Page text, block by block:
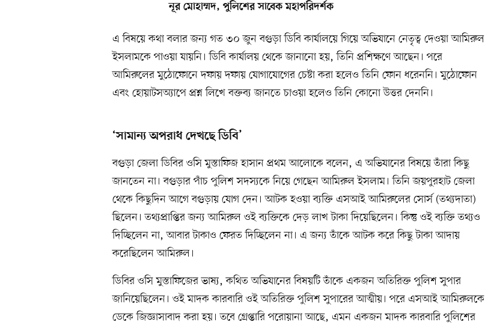
নূর মোহাম্মদ, পুলিশের সাবেক মহাপরিদর্শক
এ বিষয়ে কথা বলার জন্য গত ৩০ জুন বগুড়া ডিবি কার্যালয়ে গিয়ে অভিযানে নেতৃত্ব দেওয়া আমিরুল
ইসলামকে পাওয়া যায়নি। ডিবি কার্যালয় থেকে জানানো হয়, তিনি প্রশিক্ষণে আছেন। পরে
আমিরুলের মুঠোফোনে দফায় দফায় যোগাযোগের চেষ্টা করা হলেও তিনি ফোন ধরেননি। মুঠোফোন
এবং হোয়াটসঅ্যাপে প্রশ্ন লিখে বক্তব্য জানতে চাওয়া হলেও তিনি কোনো উত্তর দেননি।
‘সামান্য অপরাধ দেখছে ডিবি’
বগুড়া জেলা ডিবির ওসি মুস্তাফিজ হাসান প্রথম আলোকে বলেন, এ অভিযানের বিষয়ে তাঁরা কিছু
জানতেন না। বগুড়ার পাঁচ পুলিশ সদস্যকে নিয়ে গেছেন আমিরুল ইসলাম। তিনি জয়পুরহাট জেলা
থেকে কিছুদিন আগে বগুড়ায় যোগ দেন। আটক হওয়া ব্যক্তি এসআই আমিরুলের সোর্স (তথ্যদাতা)
ছিলেন। তথ্যপ্রাপ্তির জন্য আমিরুল ওই ব্যক্তিকে দেড় লাখ টাকা দিয়েছিলেন। কিন্তু ওই ব্যক্তি তথ্যও
দিচ্ছিলেন না, আবার টাকাও ফেরত দিচ্ছিলেন না। এ জন্য তাঁকে আটক করে কিছু টাকা আদায়
করেছিলেন আমিরুল।
ডিবির ওসি মুস্তাফিজের ভাষ্য, কথিত অভিযানের বিষয়টি তাঁকে একজন অতিরিক্ত পুলিশ সুপার
জানিয়েছিলেন। ওই মাদক কারবারি ওই অতিরিক্ত পুলিশ সুপারের আত্মীয়। পরে এসআই আমিরুলকে
ডেকে জিজ্ঞাসাবাদ করা হয়। তবে গ্রেপ্তারি পরোয়ানা আছে, এমন একজন মাদক কারবারি পুলিশের